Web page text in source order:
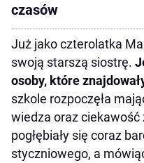
czasów
Już jako czterolatka
swoją starszą siostrę.
osoby, które
szkole rozpoczęła
wiedza oraz
pogłębiały się coraz
styczniowego, a